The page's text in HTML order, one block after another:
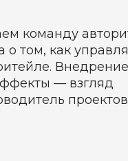
команду
том, как
— взгляд